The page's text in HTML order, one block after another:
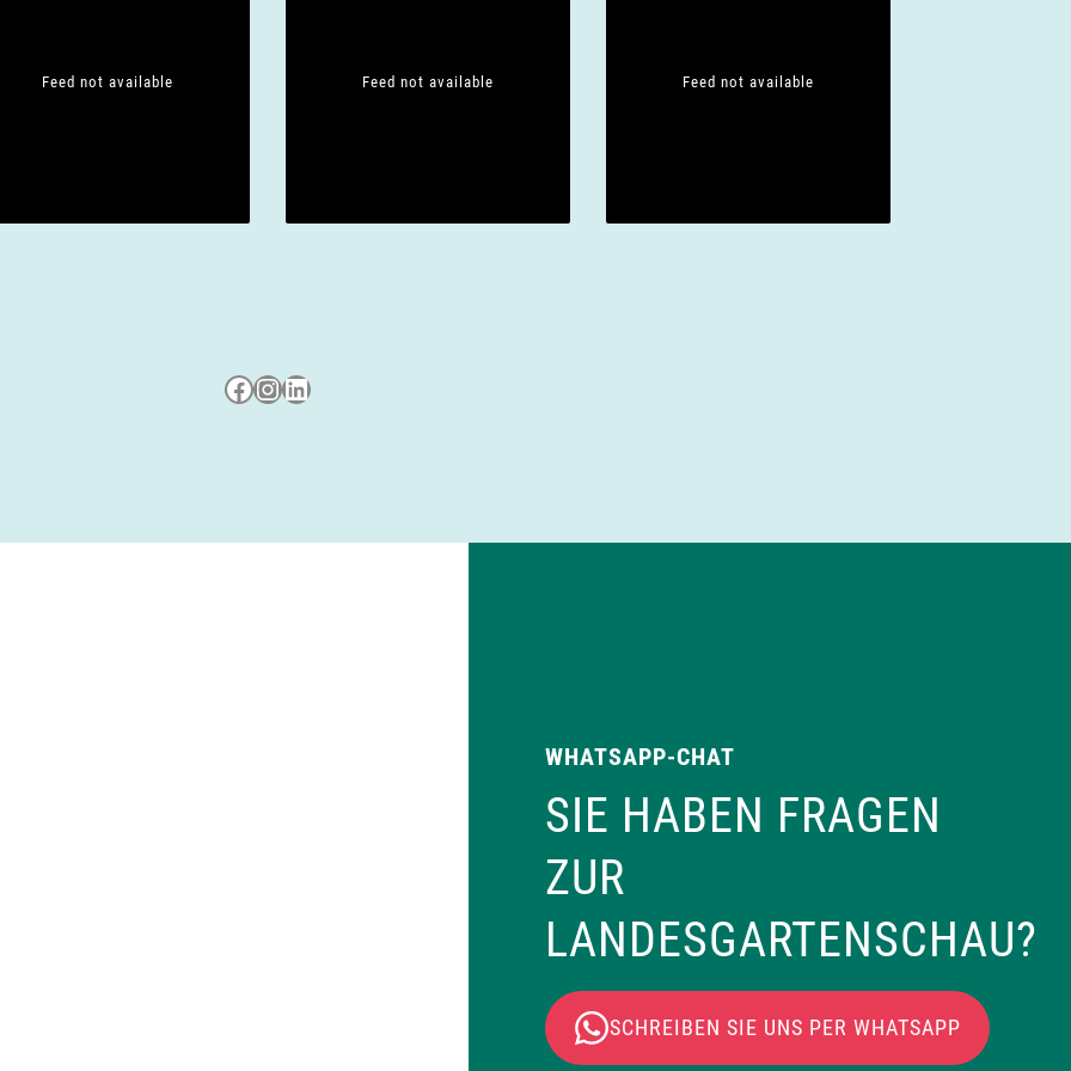
Feed not available Feed not available Feed not available
Besuche uns auf Facebook
Besuche uns auf Instagram
LinkedIn
WHATSAPP-CHAT
SIE HABEN FRAGEN
ZUR
LANDESGARTENSCHAU?
SCHREIBEN SIE UNS PER WHATSAPP